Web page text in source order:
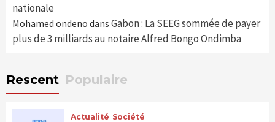
nationale
Mohamed ondeno dans Gabon : La SEEG sommée de payer
plus de 3 milliards au notaire Alfred Bongo Ondimba
Rescent Populaire
Actualité Société